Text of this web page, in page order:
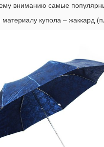
вниманию самые
купола – жаккард